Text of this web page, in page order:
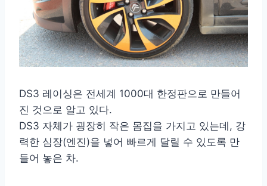
DS3 레이싱은 전세계 1000대 한정판으로 만들어
진 것으로 알고 있다.
DS3 자체가 굉장히 작은 몸집을 가지고 있는데, 강
력한 심장(엔진)을 넣어 빠르게 달릴 수 있도록 만
들어 놓은 차.